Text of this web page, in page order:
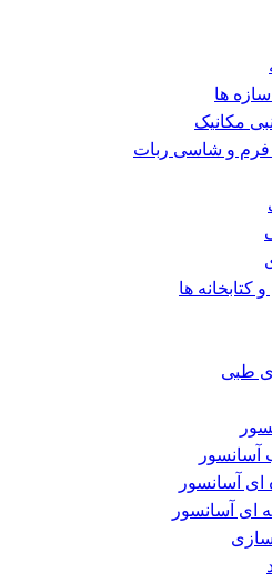
سازه ها
مکانیک
فرم و شاسی ربات
کتابخانه ها
طبی
آسانسور
ای آسانسور
آسانسور